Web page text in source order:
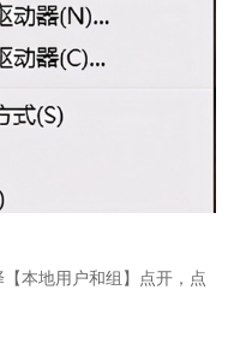
本地用户和组】点开，点